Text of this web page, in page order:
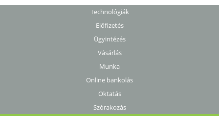
Technológiák
Előfizetés
Ügyintézés
Vásárlás
Munka
Online bankolás
Oktatás
Szórakozás